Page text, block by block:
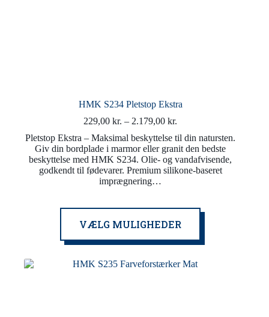
HMK S234 Pletstop Ekstra
229,00kr. – 2.179,00kr.
til
2.179,00 kr.
Pletstop Ekstra – Maksimal beskyttelse til din natursten.
Giv din bordplade i marmor eller granit den bedste
beskyttelse med HMK S234. Olie- og vandafvisende,
godkendt til fødevarer. Premium silikone-baseret
imprægnering…
VÆLG MULIGHEDER
vare
flere
Mulighederne